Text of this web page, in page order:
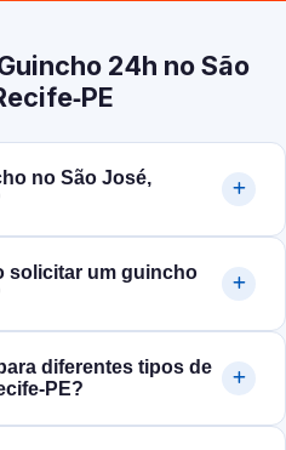
24h no São
no São José,
solicitar um guincho
diferentes tipos de